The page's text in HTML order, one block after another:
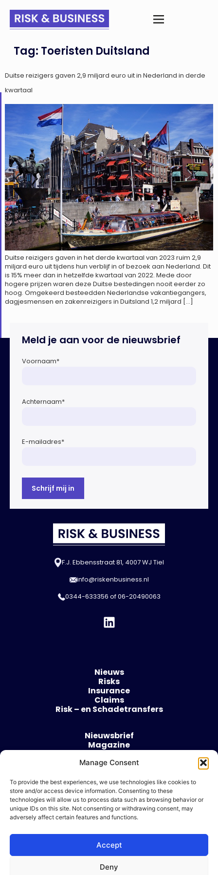
Manage Consent
To provide the best experiences, we use technologies like cookies to
store and/or access device information. Consenting to these
technologies will allow us to process data such as browsing behavior or
unique IDs on this site. Not consenting or withdrawing consent, may
adversely affect certain features and functions.
Accept
Deny
Tag: Toeristen Duitsland
Duitse reizigers gaven 2,9 miljard euro uit in Nederland in derde
kwartaal
Duitse reizigers gaven in het derde kwartaal van 2023 ruim 2,9
miljard euro uit tijdens hun verblijf in of bezoek aan Nederland. Dit
is 15% meer dan in hetzelfde kwartaal van 2022. Mede door
hogere prijzen waren deze Duitse bestedingen nooit eerder zo
hoog. Omgekeerd besteedden Nederlandse vakantiegangers,
dagjesmensen en zakenreizigers in Duitsland 1,2 miljard […]
Meld je aan voor de nieuwsbrief
Voornaam*
Achternaam*
E-mailadres*
F.J. Ebbensstraat 81, 4007 WJ Tiel
info@riskenbusiness.nl
0344-633356 of06-20490063
Nieuws
Risks
Insurance
Claims
Risk – en Schadetransfers
Nieuwsbrief
Magazine
Over
Algemene voorwaarden
Cookie beleid
Ik wil adverteren